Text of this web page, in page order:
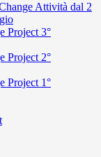
Attività dal 2
Project 3°
Project 2°
Project 1°